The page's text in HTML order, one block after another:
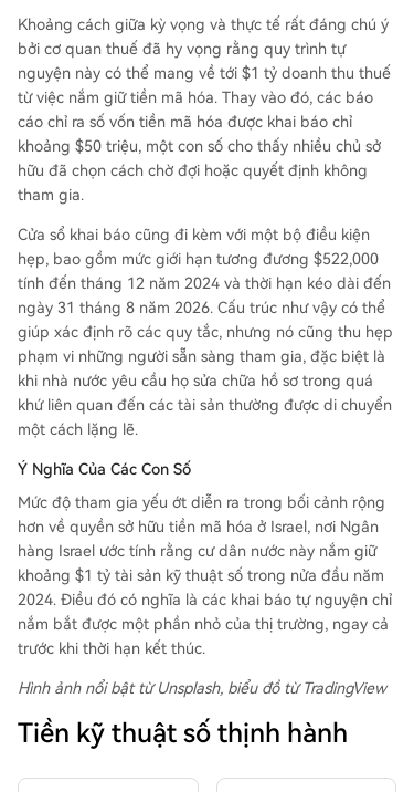
Khoảng cách giữa kỳ vọng và thực tế rất đáng chú ý
bởi cơ quan thuế đã hy vọng rằng quy trình tự
nguyện này có thể mang về tới $1 tỷ doanh thu thuế
từ việc nắm giữ tiền mã hóa. Thay vào đó, các báo
cáo chỉ ra số vốn tiền mã hóa được khai báo chỉ
khoảng $50 triệu, một con số cho thấy nhiều chủ sở
hữu đã chọn cách chờ đợi hoặc quyết định không
tham gia.
Cửa sổ khai báo cũng đi kèm với một bộ điều kiện
hẹp, bao gồm mức giới hạn tương đương $522,000
tính đến tháng 12 năm 2024 và thời hạn kéo dài đến
ngày 31 tháng 8 năm 2026. Cấu trúc như vậy có thể
giúp xác định rõ các quy tắc, nhưng nó cũng thu hẹp
phạm vi những người sẵn sàng tham gia, đặc biệt là
khi nhà nước yêu cầu họ sửa chữa hồ sơ trong quá
khứ liên quan đến các tài sản thường được di chuyển
một cách lặng lẽ.
Ý Nghĩa Của Các Con Số
Mức độ tham gia yếu ớt diễn ra trong bối cảnh rộng
hơn về quyền sở hữu tiền mã hóa ở Israel, nơi Ngân
hàng Israel ước tính rằng cư dân nước này nắm giữ
khoảng $1 tỷ tài sản kỹ thuật số trong nửa đầu năm
2024. Điều đó có nghĩa là các khai báo tự nguyện chỉ
nắm bắt được một phần nhỏ của thị trường, ngay cả
trước khi thời hạn kết thúc.
Hình ảnh nổi bật từ Unsplash, biểu đồ từ TradingView
Tiền kỹ thuật số thịnh hành